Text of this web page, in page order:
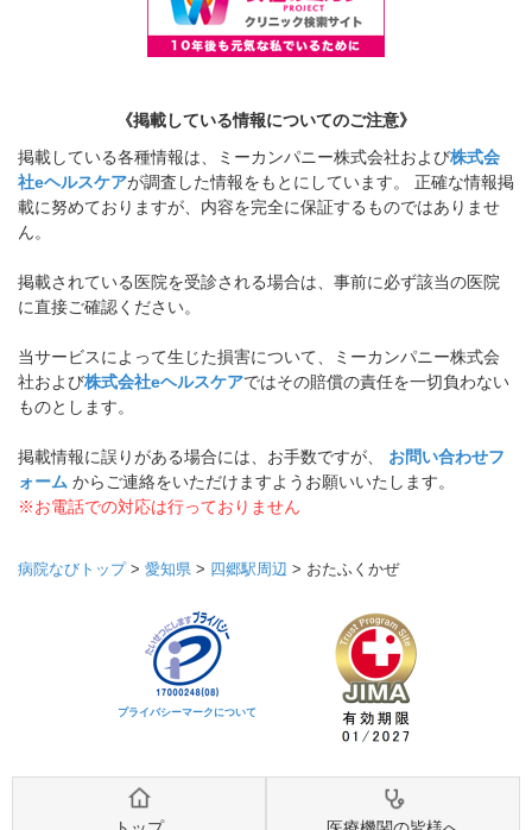
《掲載している情報についてのご注意》
掲載している各種情報は、ミーカンパニー株式会社および株式会
社eヘルスケアが調査した情報をもとにしています。 正確な情報掲
載に努めておりますが、内容を完全に保証するものではありませ
ん。
掲載されている医院を受診される場合は、事前に必ず該当の医院
に直接ご確認ください。
当サービスによって生じた損害について、ミーカンパニー株式会
社および株式会社eヘルスケアではその賠償の責任を一切負わない
ものとします。
掲載情報に誤りがある場合には、お手数ですが、 お問い合わせフ
ォーム からご連絡をいただけますようお願いいたします。
※お電話での対応は行っておりません
病院なびトップ> 愛知県 > 四郷駅周辺 > おたふくかぜ
プライバシーマークについて